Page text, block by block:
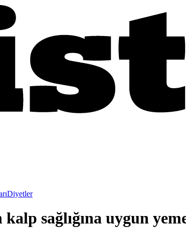
Diyetler
sağlığına uygun